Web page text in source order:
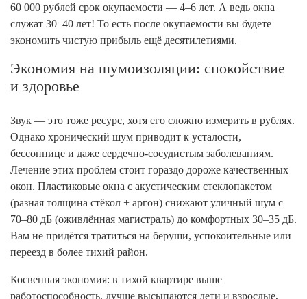
60 000 рублей срок окупаемости — 4–6 лет. А ведь окна
служат 30–40 лет! То есть после окупаемости вы будете
экономить чистую прибыль ещё десятилетиями.
Экономия на шумоизоляции: спокойствие
и здоровье
Звук — это тоже ресурс, хотя его сложно измерить в рублях.
Однако хронический шум приводит к усталости,
бессоннице и даже сердечно-сосудистым заболеваниям.
Лечение этих проблем стоит гораздо дороже качественных
окон. Пластиковые окна с акустическим стеклопакетом
(разная толщина стёкол + аргон) снижают уличный шум с
70–80 дБ (оживлённая магистраль) до комфортных 30–35 дБ.
Вам не придётся тратиться на беруши, успокоительные или
переезд в более тихий район.
Косвенная экономия: в тихой квартире выше
работоспособность, лучше высыпаются дети и взрослые,